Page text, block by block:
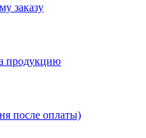
заказу
продукцию
после оплаты)